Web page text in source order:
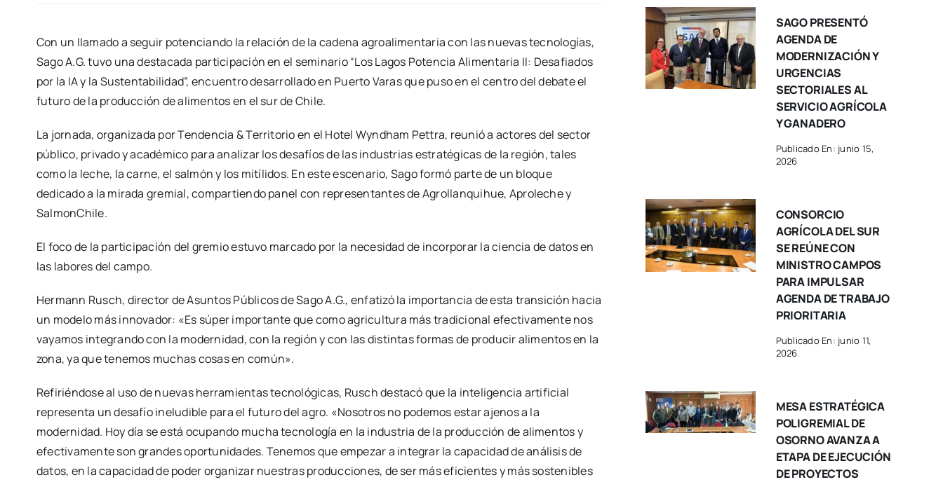
Con un llamado a seguir potenciando la relación de la cadena agroalimentaria con las nuevas tecnologías,
Sago A.G. tuvo una destacada participación en el seminario “Los Lagos Potencia Alimentaria II: Desafiados
por la IA y la Sustentabilidad”, encuentro desarrollado en Puerto Varas que puso en el centro del debate el
futuro de la producción de alimentos en el sur de Chile.
La jornada, organizada por Tendencia & Territorio en el Hotel Wyndham Pettra, reunió a actores del sector
público, privado y académico para analizar los desafíos de las industrias estratégicas de la región, tales
como la leche, la carne, el salmón y los mitílidos. En este escenario, Sago formó parte de un bloque
dedicado a la mirada gremial, compartiendo panel con representantes de Agrollanquihue, Aproleche y
SalmonChile.
El foco de la participación del gremio estuvo marcado por la necesidad de incorporar la ciencia de datos en
las labores del campo.
Hermann Rusch, director de Asuntos Públicos de Sago A.G., enfatizó la importancia de esta transición hacia
un modelo más innovador: «Es súper importante que como agricultura más tradicional efectivamente nos
vayamos integrando con la modernidad, con la región y con las distintas formas de producir alimentos en la
zona, ya que tenemos muchas cosas en común».
Refiriéndose al uso de nuevas herramientas tecnológicas, Rusch destacó que la inteligencia artificial
representa un desafío ineludible para el futuro del agro. «Nosotros no podemos estar ajenos a la
modernidad. Hoy día se está ocupando mucha tecnología en la industria de la producción de alimentos y
efectivamente son grandes oportunidades. Tenemos que empezar a integrar la capacidad de análisis de
datos, en la capacidad de poder organizar nuestras producciones, de ser más eficientes y más sostenibles
SAGO PRESENTÓ
AGENDA DE
MODERNIZACIÓN Y
URGENCIAS
SECTORIALES AL
SERVICIO AGRÍCOLA
Y GANADERO
Publicado En: junio 15,
2026
CONSORCIO
AGRÍCOLA DEL SUR
SE REÚNE CON
MINISTRO CAMPOS
PARA IMPULSAR
AGENDA DE TRABAJO
PRIORITARIA
Publicado En: junio 11,
2026
MESA ESTRATÉGICA
POLIGREMIAL DE
OSORNO AVANZA A
ETAPA DE EJECUCIÓN
DE PROYECTOS